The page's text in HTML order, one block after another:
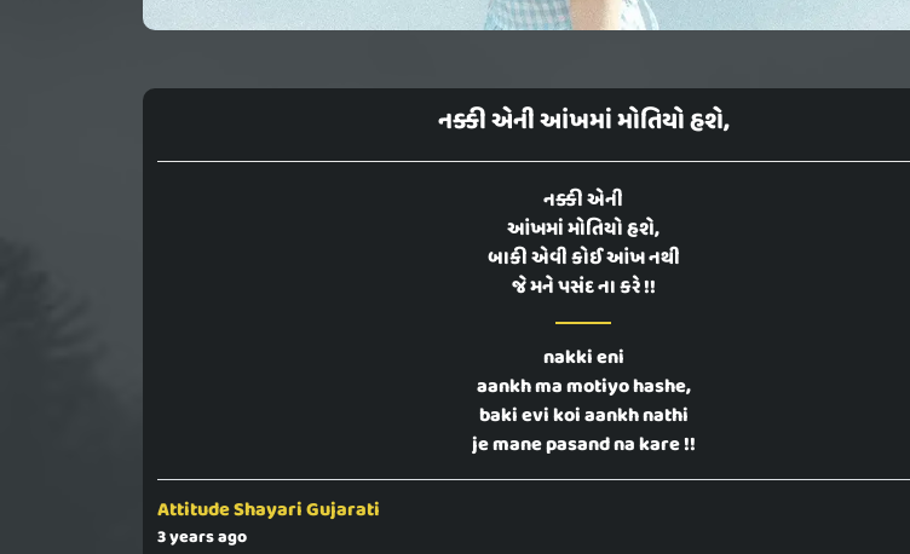
નક્કી એની આંખમાં મોતિયો હશે,
નક્કી એની
આંખમાં મોતિયો હશે,
બાકી એવી કોઈ આંખ નથી
જે મને પસંદ ના કરે !!
nakki eni
aankh ma motiyo hashe,
baki evi koi aankh nathi
je mane pasand na kare !!
Attitude Shayari Gujarati
3 years ago